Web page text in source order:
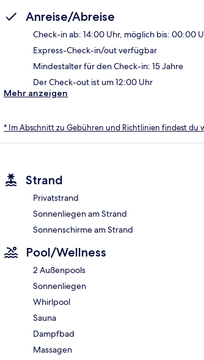
Anreise/Abreise
Check-in ab: 14:00 Uhr, möglich bis: 00:00
Express-Check-in/out verfügbar
Mindestalter für den Check-in: 15 Jahre
Der Check-out ist um 12:00 Uhr
Mehr anzeigen
* Im Abschnitt zu Gebühren und Richtlinien findest
Strand
Privatstrand
Sonnenliegen am Strand
Sonnenschirme am Strand
Pool/Wellness
2 Außenpools
Sonnenliegen
Whirlpool
Sauna
Dampfbad
Massagen